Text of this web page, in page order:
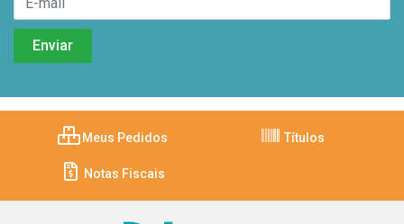
Meus Pedidos Títulos
Notas Fiscais